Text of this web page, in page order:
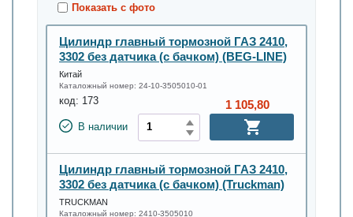
Показать с фото
Цилиндр главный тормозной ГАЗ 2410,
3302 без датчика (с бачком) (BEG-LINE)
Китай
Каталожный номер: 24-10-3505010-01
код: 173
В наличии
1 105,80
Цилиндр главный тормозной ГАЗ 2410,
3302 без датчика (с бачком) (Truckman)
TRUCKMAN
Каталожный номер: 2410-3505010